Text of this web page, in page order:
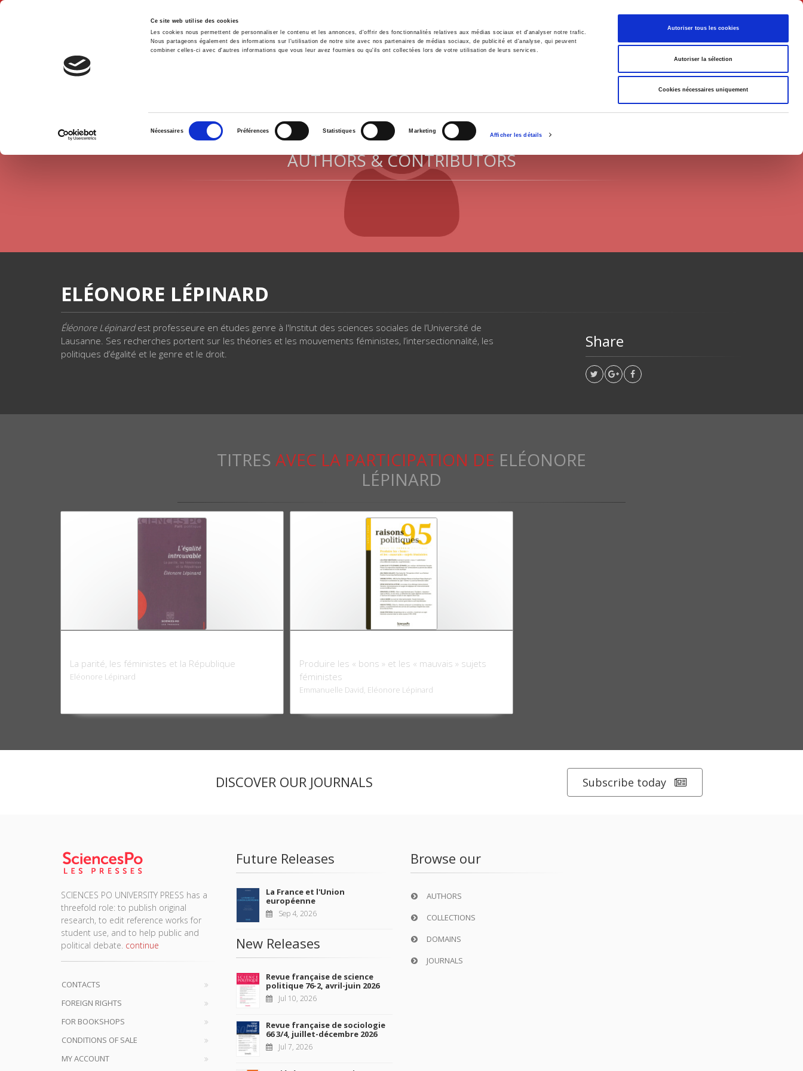
Ce site web utilise des cookies
Les cookies nous permettent de personnaliser le contenu et les annonces, d'offrir des fonctionnalités relatives aux médias sociaux et d'analyser notre trafic.
Nous partageons également des informations sur l'utilisation de notre site avec nos partenaires de médias sociaux, de publicité et d'analyse, qui peuvent
combiner celles-ci avec d'autres informations que vous leur avez fournies ou qu'ils ont collectées lors de votre utilisation de leurs services.
consentement
Nécessaires Préférences Statistiques Marketing
Afficher les détails
Autoriser tous les cookies
Autoriser la sélection
Cookies nécessaires uniquement
English
Home Environment History International Politics
AUTHORS & CONTRIBUTORS
ELÉONORE LÉPINARD
Éléonore Lépinardest professeure en études genre à l'Institut des sciences sociales de l’Université de
Lausanne. Ses recherches portent sur les théories et les mouvements féministes, l’intersectionnalité, les
politiques d’égalité et le genre et le droit.
Share
TITRES AVEC LA PARTICIPATION DE ELÉONORE
LÉPINARD
La parité, les féministes et la République
Eléonore Lépinard
Produire les « bons » et les « mauvais » sujets
féministes
Emmanuelle David, Eléonore Lépinard
DISCOVER OUR JOURNALS Subscribe today
SCIENCES PO UNIVERSITY PRESS has a
threefold role: to publish original
research, to edit reference works for
student use, and to help public and
political debate. continue
CONTACTS
FOREIGN RIGHTS
FOR BOOKSHOPS
CONDITIONS OF SALE
MY ACCOUNT
Future Releases
La France et l'Union
européenne
Sep 4, 2026
New Releases
Revue française de science
politique 76-2, avril-juin 2026
Jul 10, 2026
Revue française de sociologie
66 3/4, juillet-décembre 2026
Jul 7, 2026
Browse our
AUTHORS
COLLECTIONS
DOMAINS
JOURNALS